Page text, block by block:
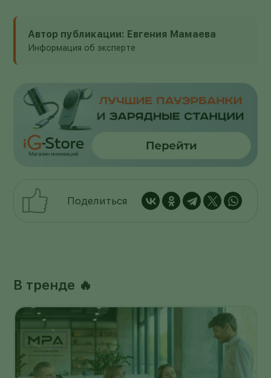
Автор публикации: Евгения Мамаева
Информация об эксперте
Поделиться
В тренде 🔥